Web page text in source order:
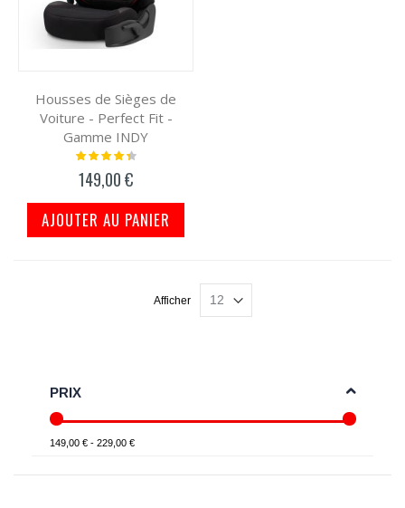
Housses de Sièges de
Voiture - Perfect Fit -
Gamme INDY
Notation:
149,00 €
AJOUTER AU PANIER
Afficher
PRIX
149,00 € - 229,00 €